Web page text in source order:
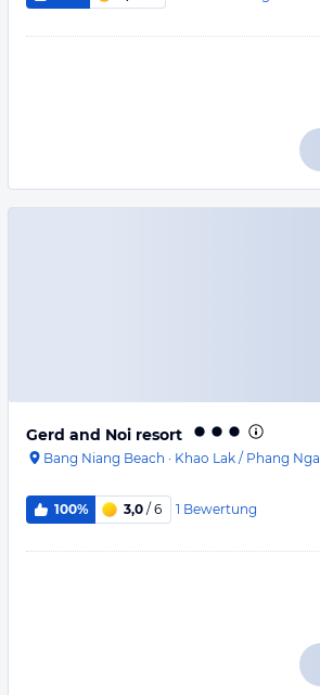
Gerd and Noi resort
Bang Niang Beach · Khao Lak / Phang Nga
100% 3,0 / 6 1 Bewertung